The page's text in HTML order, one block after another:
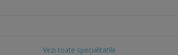
Vezi toate specialitatile